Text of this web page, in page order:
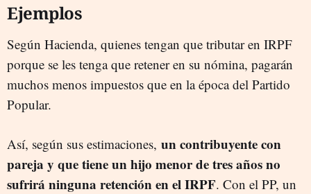
Ejemplos
Según Hacienda, quienes tengan que tributar en IRPF
porque se les tenga que retener en su nómina, pagarán
muchos menos impuestos que en la época del Partido
Popular.
Así, según sus estimaciones, un contribuyente con
pareja y que tiene un hijo menor de tres años no
sufrirá ninguna retención en el IRPF. Con el PP, un